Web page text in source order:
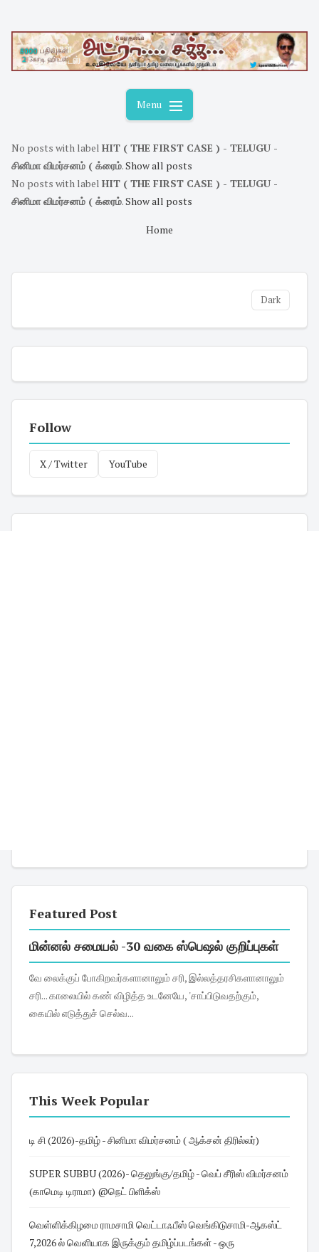
content
Menu
No posts with label HIT ( THE FIRST CASE ) - TELUGU -
சினிமா விமர்சனம் ( க்ரைம்.Show all posts
No posts with label HIT ( THE FIRST CASE ) - TELUGU -
சினிமா விமர்சனம் ( க்ரைம்.Show all posts
Home
Dark
Follow
X / Twitter YouTube
Featured Post
மின்னல் சமையல் -30 வகை ஸ்பெஷல் குறிப்புகள்
வே லைக்குப் போகிறவர்களானாலும் சரி, இல்லத்தரசிகளானாலும்
சரி... காலையில் கண் விழித்த உடனேயே, 'சாப்பிடுவதற்கும்,
கையில் எடுத்துச் செல்வ...
This Week Popular
டி சி (2026)-தமிழ் - சினிமா விமர்சனம் ( ஆக்சன் திரில்லர்)
SUPER SUBBU (2026)- தெலுங்கு/தமிழ் - வெப் சீரிஸ் விமர்சனம்
(காமெடி டிராமா) @நெட் பிளிக்ஸ்
வெள்ளிக்கிழமை ராமசாமி வெட்டாஃபீஸ் வெங்கிடுசாமி-ஆகஸ்ட்
7,2026 ல் வெளியாக இருக்கும் தமிழ்ப்படங்கள் - ஒரு